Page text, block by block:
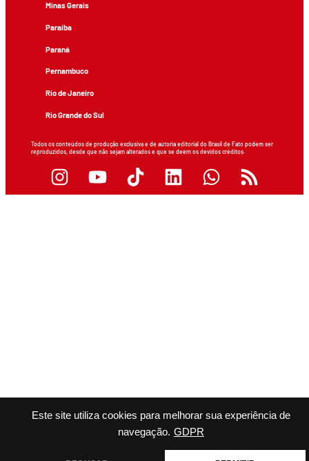
Este site utiliza cookies para melhorar sua experiência de
navegação. GDPR
Minas Gerais
Paraíba
Paraná
Pernambuco
Rio de Janeiro
Rio Grande do Sul
Todos os conteúdos de produção exclusiva e de autoria editorial do Brasil de Fato podem ser
reproduzidos, desde que não sejam alterados e que se deem os devidos créditos.